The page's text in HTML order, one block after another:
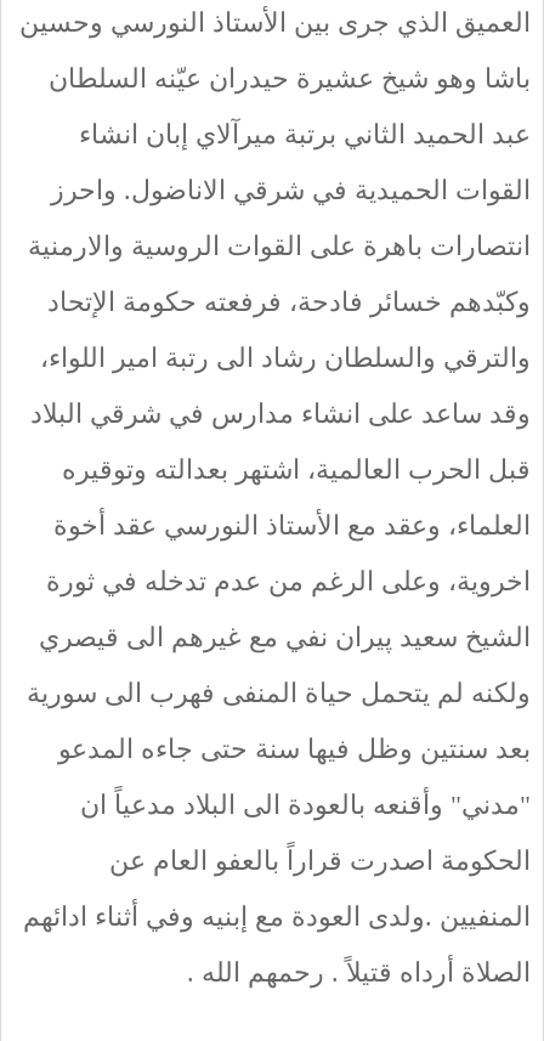
العميق الذي جرى بين الأستاذ النورسي وحسين
باشا وهو شيخ عشيرة حيدران عيّنه السلطان
عبد الحميد الثاني برتبة ميرآلاي إبان انشاء
القوات الحميدية في شرقي الاناضول. واحرز
انتصارات باهرة على القوات الروسية والارمنية
وكبّدهم خسائر فادحة، فرفعته حكومة الإتحاد
والترقي والسلطان رشاد الى رتبة امير اللواء،
وقد ساعد على انشاء مدارس في شرقي البلاد
قبل الحرب العالمية، اشتهر بعدالته وتوقيره
العلماء، وعقد مع الأستاذ النورسي عقد أخوة
اخروية، وعلى الرغم من عدم تدخله في ثورة
الشيخ سعيد پيران نفي مع غيرهم الى قيصري
ولكنه لم يتحمل حياة المنفى فهرب الى سورية
بعد سنتين وظل فيها سنة حتى جاءه المدعو
"مدني" وأقنعه بالعودة الى البلاد مدعياً ان
الحكومة اصدرت قراراً بالعفو العام عن
المنفيين .ولدى العودة مع إبنيه وفي أثناء ادائهم
الصلاة أرداه قتيلاً . رحمهم الله .